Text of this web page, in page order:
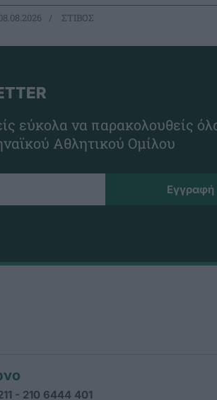
ΣΤΙΒΟΣ
εύκολα να παρακολουθείς
Αθλητικού Ομίλου
- 210 6444 401